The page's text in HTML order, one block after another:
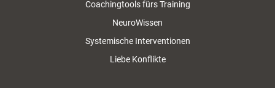
Coachingtools fürs Training
NeuroWissen
Systemische Interventionen
Liebe Konflikte